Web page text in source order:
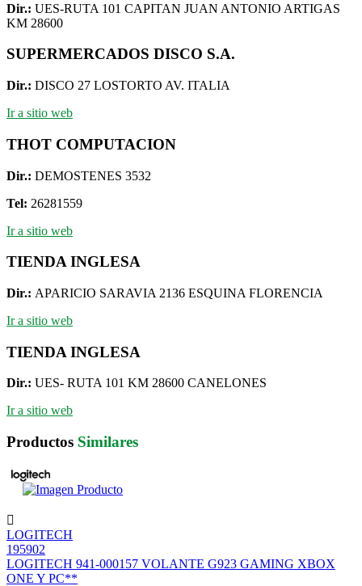
Dir.: UES-RUTA 101 CAPITAN JUAN ANTONIO ARTIGAS
KM 28600
SUPERMERCADOS DISCO S.A.
Dir.: DISCO 27 LOSTORTO AV. ITALIA
Ir a sitio web
THOT COMPUTACION
Dir.: DEMOSTENES 3532
Tel: 26281559
Ir a sitio web
TIENDA INGLESA
Dir.: APARICIO SARAVIA 2136 ESQUINA FLORENCIA
Ir a sitio web
TIENDA INGLESA
Dir.: UES- RUTA 101 KM 28600 CANELONES
Ir a sitio web
Productos Similares
LOGITECH
195902
LOGITECH 941-000157 VOLANTE G923 GAMING XBOX
ONE Y PC**